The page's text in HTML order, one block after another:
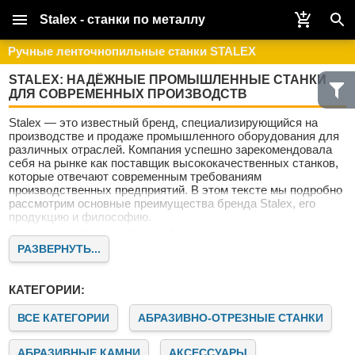
Stalex - станки по металлу
Ручные ленточнопильные станки STALEX
STALEX: НАДЁЖНЫЕ ПРОМЫШЛЕННЫЕ СТАНКИ
ДЛЯ СОВРЕМЕННЫХ ПРОИЗВОДСТВ
Stalex — это известный бренд, специализирующийся на
производстве и продаже промышленного оборудования для
различных отраслей. Компания успешно зарекомендовала
себя на рынке как поставщик высококачественных станков,
которые отвечают современным требованиям
производственных предприятий. В этом тексте мы подробно
рассмотрим основные преимущества бренда Stalex, его
продукцию и философию.
Почему выбирают Stalex?
Stalex — это не просто поставщик оборудования. Это
совершенствованию. Наши клиенты ценят нас за качество,
надёжность и современный подход к машиностроению.
Качество и инновации
Бренд Stalex известен своим стремлением к постоянному
совершенствованию продукции. Все станки проходят
РАЗВЕРНУТЬ...
КАТЕГОРИИ:
ВСЕ КАТЕГОРИИ АБРАЗИВНО-ОТРЕЗНЫЕ СТАНКИ